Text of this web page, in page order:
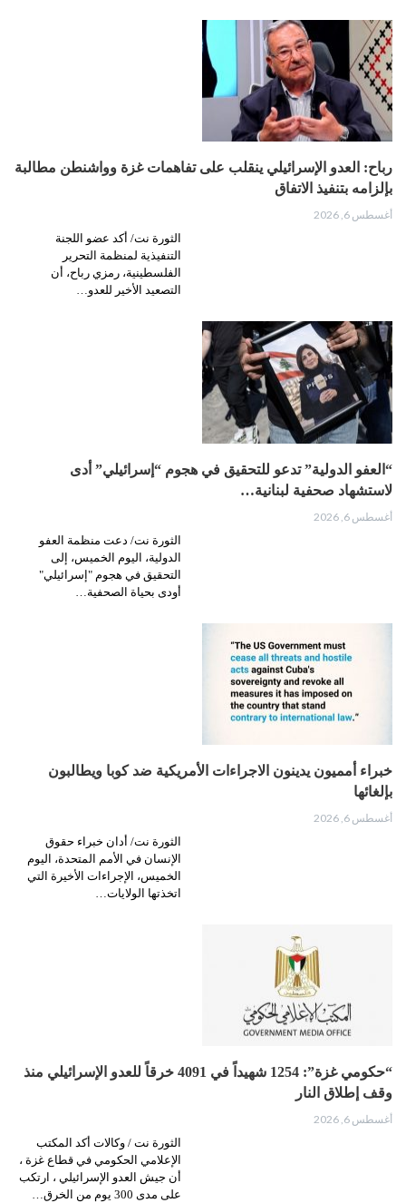
رباح: العدو الإسرائيلي ينقلب على تفاهمات غزة وواشنطن مطالبة
بإلزامه بتنفيذ الاتفاق
أغسطس 6, 2026
الثورة نت/ أكد عضو اللجنة
التنفيذية لمنظمة التحرير
الفلسطينية، رمزي رباح، أن
التصعيد الأخير للعدو…
“العفو الدولية” تدعو للتحقيق في هجوم “إسرائيلي” أدى
لاستشهاد صحفية لبنانية…
أغسطس 6, 2026
الثورة نت/ دعت منظمة العفو
الدولية، اليوم الخميس، إلى
التحقيق في هجوم "إسرائيلي"
أودى بحياة الصحفية…
خبراء أمميون يدينون الاجراءات الأمريكية ضد كوبا ويطالبون
بإلغائها
أغسطس 6, 2026
الثورة نت/ أدان خبراء حقوق
الإنسان في الأمم المتحدة، اليوم
الخميس، الإجراءات الأخيرة التي
اتخذتها الولايات…
“حكومي غزة”: 1254 شهيداً في 4091 خرقاً للعدو الإسرائيلي منذ
وقف إطلاق النار
أغسطس 6, 2026
الثورة نت / وكالات أكد المكتب
الإعلامي الحكومي في قطاع غزة ،
أن جيش العدو الإسرائيلي ، ارتكب
على مدى 300 يوم من الخرق…